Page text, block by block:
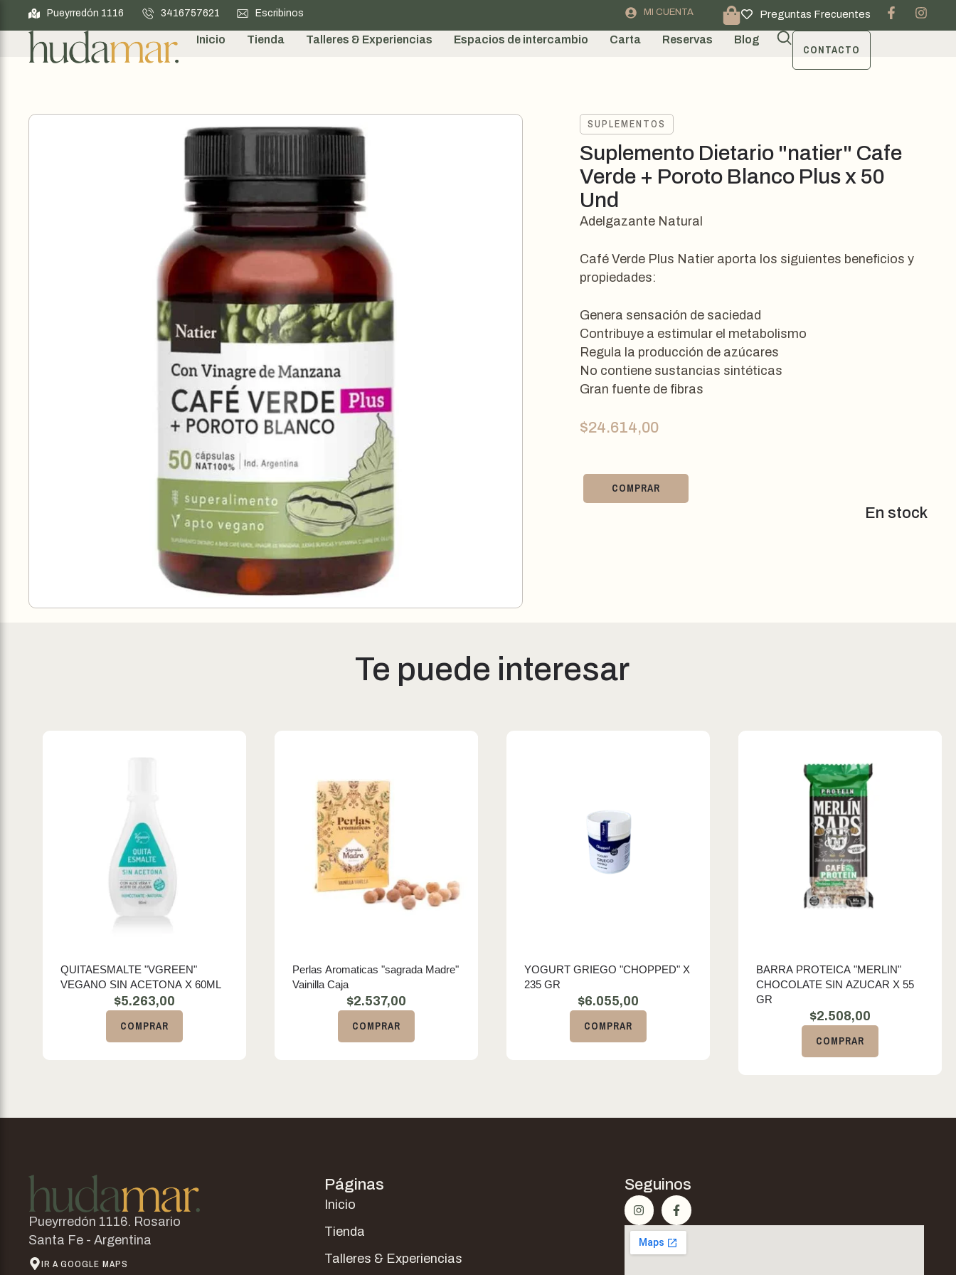
Pueyrredón 1116 3416757621 Escribinos MI CUENTA Preguntas Frecuentes
Inicio Tienda Talleres & Experiencias Espacios de intercambio Carta Reservas Blog
CONTACTO
SUPLEMENTOS
Suplemento Dietario "natier" Cafe
Verde + Poroto Blanco Plus x 50
Und
Adelgazante Natural
Café Verde Plus Natier aporta los siguientes beneficios y
propiedades:
Genera sensación de saciedad
Contribuye a estimular el metabolismo
Regula la producción de azúcares
No contiene sustancias sintéticas
Gran fuente de fibras
$24.614,00
COMPRAR
En stock
Te puede interesar
QUITAESMALTE "VGREEN"
VEGANO SIN ACETONA X 60ML
$5.263,00
COMPRAR
Perlas Aromaticas "sagrada Madre"
Vainilla Caja
$2.537,00
COMPRAR
YOGURT GRIEGO "CHOPPED" X
235 GR
$6.055,00
COMPRAR
BARRA PROTEICA "MERLIN"
CHOCOLATE SIN AZUCAR X 55
GR
$2.508,00
COMPRAR
Pueyrredón 1116. Rosario
Santa Fe - Argentina
IR A GOOGLE MAPS
Páginas
Inicio
Tienda
Talleres & Experiencias
Seguinos